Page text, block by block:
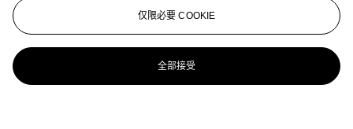
仅限必要 COOKIE
全部接受